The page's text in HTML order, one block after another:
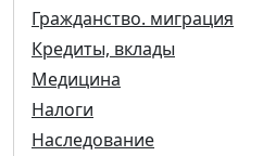
Гражданство. миграция
Кредиты, вклады
Медицина
Налоги
Наследование